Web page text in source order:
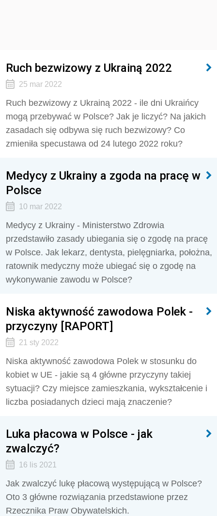
Ruch bezwizowy z Ukrainą 2022
25 mar 2022
Ruch bezwizowy z Ukrainą 2022 - ile dni Ukraińcy
mogą przebywać w Polsce? Jak je liczyć? Na jakich
zasadach się odbywa się ruch bezwizowy? Co
zmieniła specustawa od 24 lutego 2022 roku?
Medycy z Ukrainy a zgoda na pracę w
Polsce
10 mar 2022
Medycy z Ukrainy - Ministerstwo Zdrowia
przedstawiło zasady ubiegania się o zgodę na pracę
w Polsce. Jak lekarz, dentysta, pielęgniarka, położna,
ratownik medyczny może ubiegać się o zgodę na
wykonywanie zawodu w Polsce?
Niska aktywność zawodowa Polek -
przyczyny [RAPORT]
21 sty 2022
Niska aktywność zawodowa Polek w stosunku do
kobiet w UE - jakie są 4 główne przyczyny takiej
sytuacji? Czy miejsce zamieszkania, wykształcenie i
liczba posiadanych dzieci mają znaczenie?
Luka płacowa w Polsce - jak
zwalczyć?
16 lis 2021
Jak zwalczyć lukę płacową występującą w Polsce?
Oto 3 główne rozwiązania przedstawione przez
Rzecznika Praw Obywatelskich.